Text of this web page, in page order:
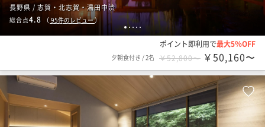
1 23 4 5
長野県 / 志賀・北志賀・湯田中渋
総合点4.8 （ 95件のレビュー）
ポイント即利用で最大5％OFF
夕朝食付き /2名 ￥52,800〜 ￥50,160〜